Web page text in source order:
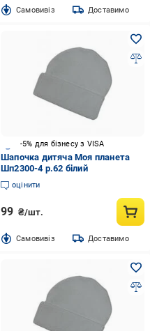
Cамовивіз Доставимо
-5% для бізнесу з VISA
Шапочка дитяча Моя планета
Шп2300-4 р.62 білий
оцінити
99 ₴/шт.
Cамовивіз Доставимо